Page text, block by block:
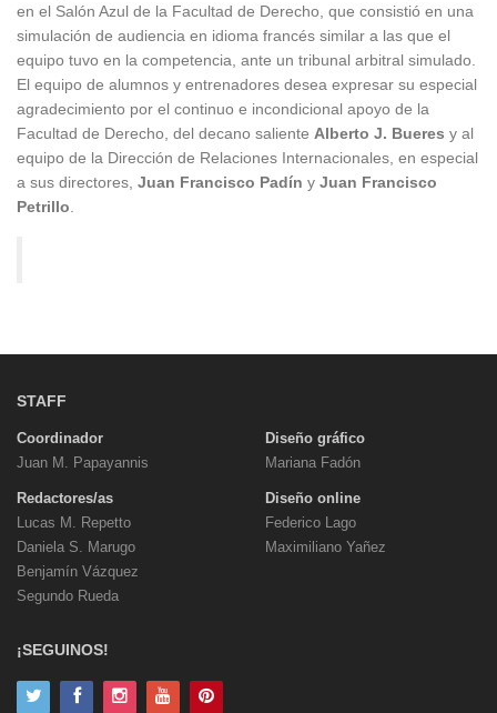
en el Salón Azul de la Facultad de Derecho, que consistió en una
simulación de audiencia en idioma francés similar a las que el
equipo tuvo en la competencia, ante un tribunal arbitral simulado.
El equipo de alumnos y entrenadores desea expresar su especial
agradecimiento por el continuo e incondicional apoyo de la
Facultad de Derecho, del decano saliente Alberto J. Bueres y al
equipo de la Dirección de Relaciones Internacionales, en especial
a sus directores, Juan Francisco Padín y Juan Francisco
Petrillo
STAFF
Coordinador
Juan M. Papayannis
Redactores/as
Lucas M. Repetto
Daniela S. Marugo
Benjamín Vázquez
Segundo Rueda
Diseño gráfico
Mariana Fadón
Diseño online
Federico Lago
Maximiliano Yañez
¡SEGUINOS!